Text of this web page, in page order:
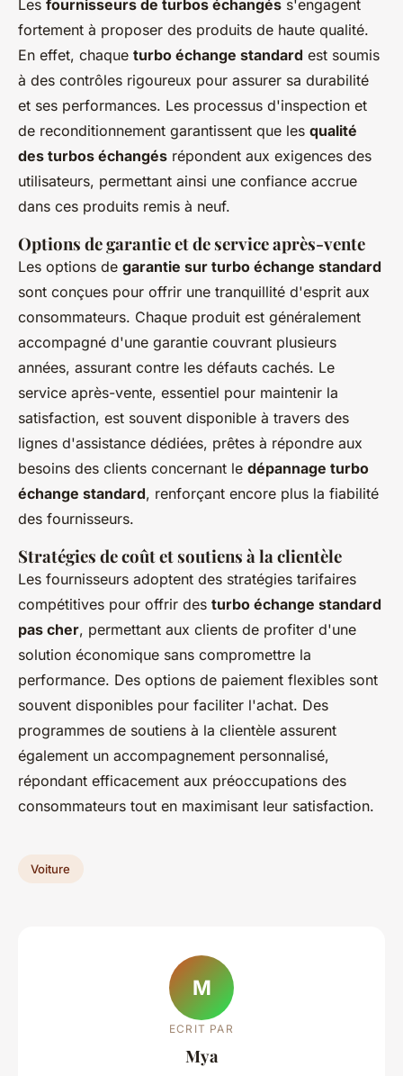
Les fournisseurs de turbos échangés s'engagent
fortement à proposer des produits de haute qualité.
En effet, chaque turbo échange standard est soumis
à des contrôles rigoureux pour assurer sa durabilité
et ses performances. Les processus d'inspection et
de reconditionnement garantissent que les qualité
des turbos échangés répondent aux exigences des
utilisateurs, permettant ainsi une confiance accrue
dans ces produits remis à neuf.
Options de garantie et de service après-vente
Les options de garantie sur turbo échange standard
sont conçues pour offrir une tranquillité d'esprit aux
consommateurs. Chaque produit est généralement
accompagné d'une garantie couvrant plusieurs
années, assurant contre les défauts cachés. Le
service après-vente, essentiel pour maintenir la
satisfaction, est souvent disponible à travers des
lignes d'assistance dédiées, prêtes à répondre aux
besoins des clients concernant le dépannage turbo
échange standard, renforçant encore plus la fiabilité
des fournisseurs.
Stratégies de coût et soutiens à la clientèle
Les fournisseurs adoptent des stratégies tarifaires
compétitives pour offrir des turbo échange standard
pas cher, permettant aux clients de profiter d'une
solution économique sans compromettre la
performance. Des options de paiement flexibles sont
souvent disponibles pour faciliter l'achat. Des
programmes de soutiens à la clientèle assurent
également un accompagnement personnalisé,
répondant efficacement aux préoccupations des
consommateurs tout en maximisant leur satisfaction.
Voiture
M
ECRIT PAR
Mya